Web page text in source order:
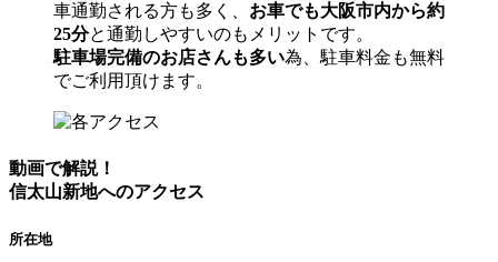
車通勤される方も多く、 お車でも大阪市内から約
25分と通勤しやすいのもメリットです。
駐車場完備のお店さんも多い為、駐車料金も無料
でご利用頂けます。
動画で解説！
信太山新地へのアクセス
所在地